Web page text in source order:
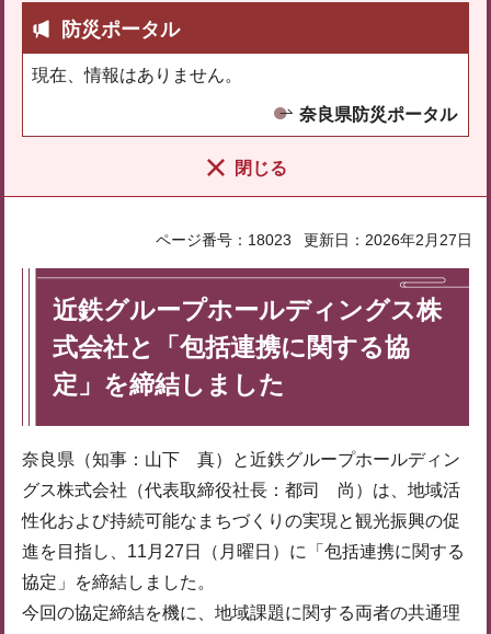
防災ポータル
現在、情報はありません。
奈良県防災ポータル
閉じる
ページ番号：18023 更新日：2026年2月27日
近鉄グループホールディングス株
式会社と「包括連携に関する協
定」を締結しました
奈良県（知事：山下 真）と近鉄グループホールディン
グス株式会社（代表取締役社長：都司 尚）は、地域活
性化および持続可能なまちづくりの実現と観光振興の促
進を目指し、11月27日（月曜日）に「包括連携に関する
協定」を締結しました。
今回の協定締結を機に、地域課題に関する両者の共通理